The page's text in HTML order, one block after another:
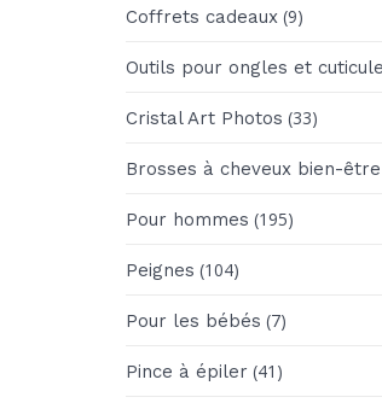
Coffrets cadeaux (9)
Outils pour ongles et
Cristal Art Photos (33)
Brosses à cheveux bien-être
Pour hommes (195)
Peignes (104)
Pour les bébés (7)
Pince à épiler (41)